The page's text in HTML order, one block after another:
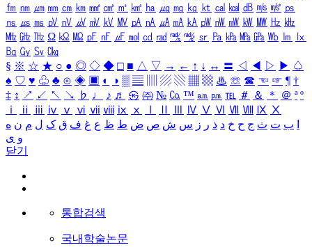
㎙ ㎚ ㎛ ㎜ ㎝ ㎞ ㎟ ㎠ ㎡ ㎢ ㏊ ㎍ ㎎ ㎏ ㏏ ㎈ ㎉ ㏈ ㎧ ㎨ ㎰
㎱ ㎲ ㎳ ㎴ ㎵ ㎶ ㎷ ㎸ ㎹ ㎀ ㎁ ㎂ ㎃ ㎄ ㎺ ㎻ ㎽ ㎾ ㎿ ㎐ ㎑
㎒ ㎓ ㎔ Ω ㏀ ㏁ ㎊ ㎋ ㎌ ㏖ ㏅ ㎭ ㎮ ㎯ ㏛ ㎩ ㎪ ㎫ ㎬ ㏝ ㏐
㏓
㏃ ㏉ ㏜ ㏆
§ ※ ☆ ★ ○ ● ◎ ◇ ◆ □ ■ △ ▽ → ← ↑ ↓ ↔ 〓 ◁ ◀ ▷ ▶ ♤
♠ ♡ ♥ ♧ ♣ ⊙ ◈ ▣ ◐ ◑ ▒ ▤ ▨ ▧ ▦ ▩ ♨ ☏ ☎ ☜ ☞ ¶ †
‡ ↕ ↗ ↙ ↖ ↘ ♭ ♩ ♪ ♬ ㉿ ㈜ № ㏇ ™ ㏂ ㏘ ℡ ＃ ＆ ＊ ＠ ª º
ⅰ
ⅱ ⅲ ⅳ ⅴ ⅵ ⅶ ⅷ ⅸ ⅹ Ⅳ Ⅴ Ⅵ Ⅶ Ⅷ Ⅸ Ⅹ
ب ت ث ج ح خ د ذ ر ز س ش ص ض ط ظ ع غ ف ق ک ل م ن ه
و ی
닫기
통합검색
국내학술논문